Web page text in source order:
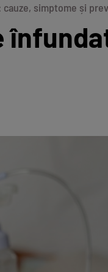
simptome și